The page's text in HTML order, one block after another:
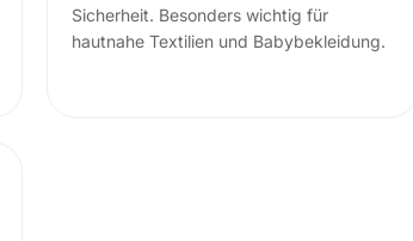
Sicherheit. Besonders wichtig für
hautnahe Textilien und Babybekleidung.